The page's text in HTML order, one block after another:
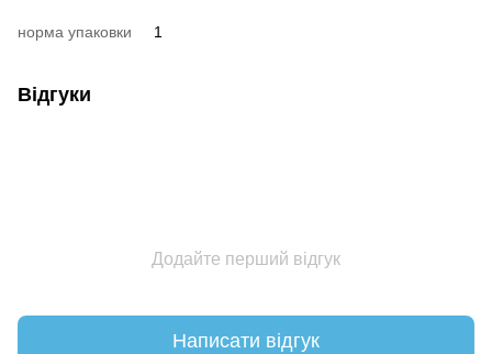
норма упаковки 1
Відгуки
Додайте перший відгук
Написати відгук